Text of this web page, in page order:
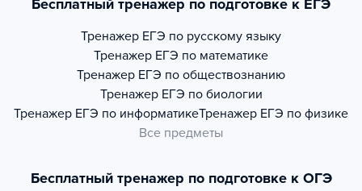
Бесплатный тренажер по подготовке к ЕГЭ
Тренажер ЕГЭ по русскому языку
Тренажер ЕГЭ по математике
Тренажер ЕГЭ по обществознанию
Тренажер ЕГЭ по биологии
Тренажер ЕГЭ по информатикеТренажер ЕГЭ по физике
Все предметы
Бесплатный тренажер по подготовке к ОГЭ